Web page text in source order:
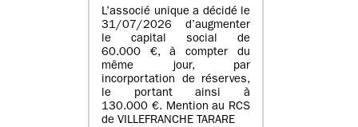
L’associé unique a décidé le
31/07/2026 d’augmenter
le capital social de
60.000 €, à compter du
même jour, par
incorportation de réserves,
le portant ainsi à
130.000 €. Mention au RCS
de VILLEFRANCHE TARARE